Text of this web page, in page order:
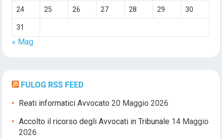
24 25 26 27 28 29 30
31
« Mag
FULOG RSS FEED
Reati informatici Avvocato 20 Maggio 2026
Accolto il ricorso degli Avvocati in Tribunale 14 Maggio
2026